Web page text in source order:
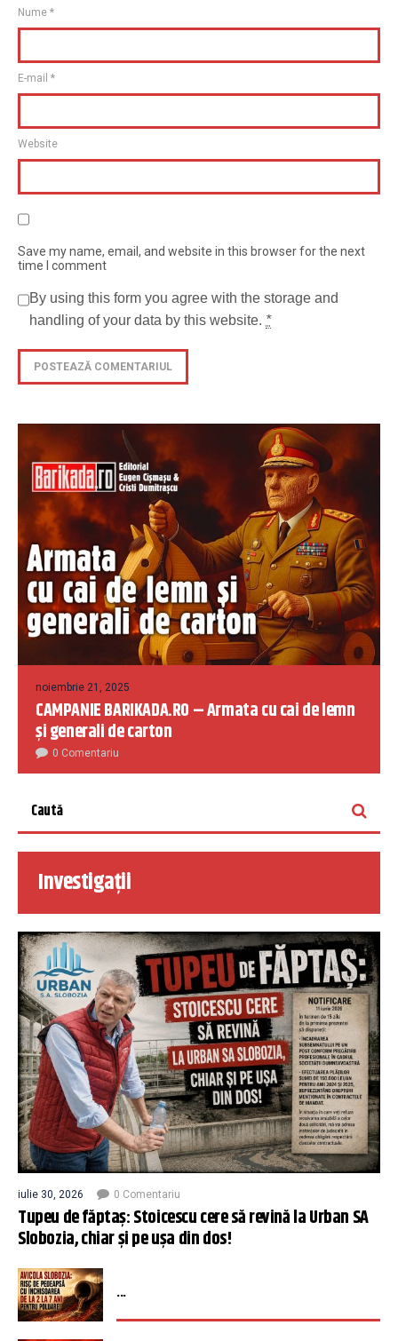
Nume *
E-mail *
Website
Save my name, email, and website in this browser for the next
time I comment
By using this form you agree with the storage and
handling of your data by this website. *
noiembrie 21, 2025
CAMPANIE BARIKADA.RO – Armata cu cai de lemn
și generali de carton
0 Comentariu
Investigații
iulie 30, 2026 0 Comentariu
Tupeu de făptaș: Stoicescu cere să revină la Urban SA
Slobozia, chiar și pe ușa din dos!
...